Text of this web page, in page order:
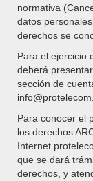
normativa
datos
derechos se
Para el ejercicio
deberá
sección de
Para conocer el
los derechos
Internet
que se dará
derechos, y